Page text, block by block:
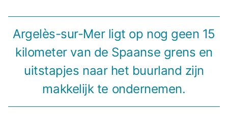
Argelès-sur-Mer ligt op nog geen 15
kilometer van de Spaanse grens en
uitstapjes naar het buurland zijn
makkelijk te ondernemen.